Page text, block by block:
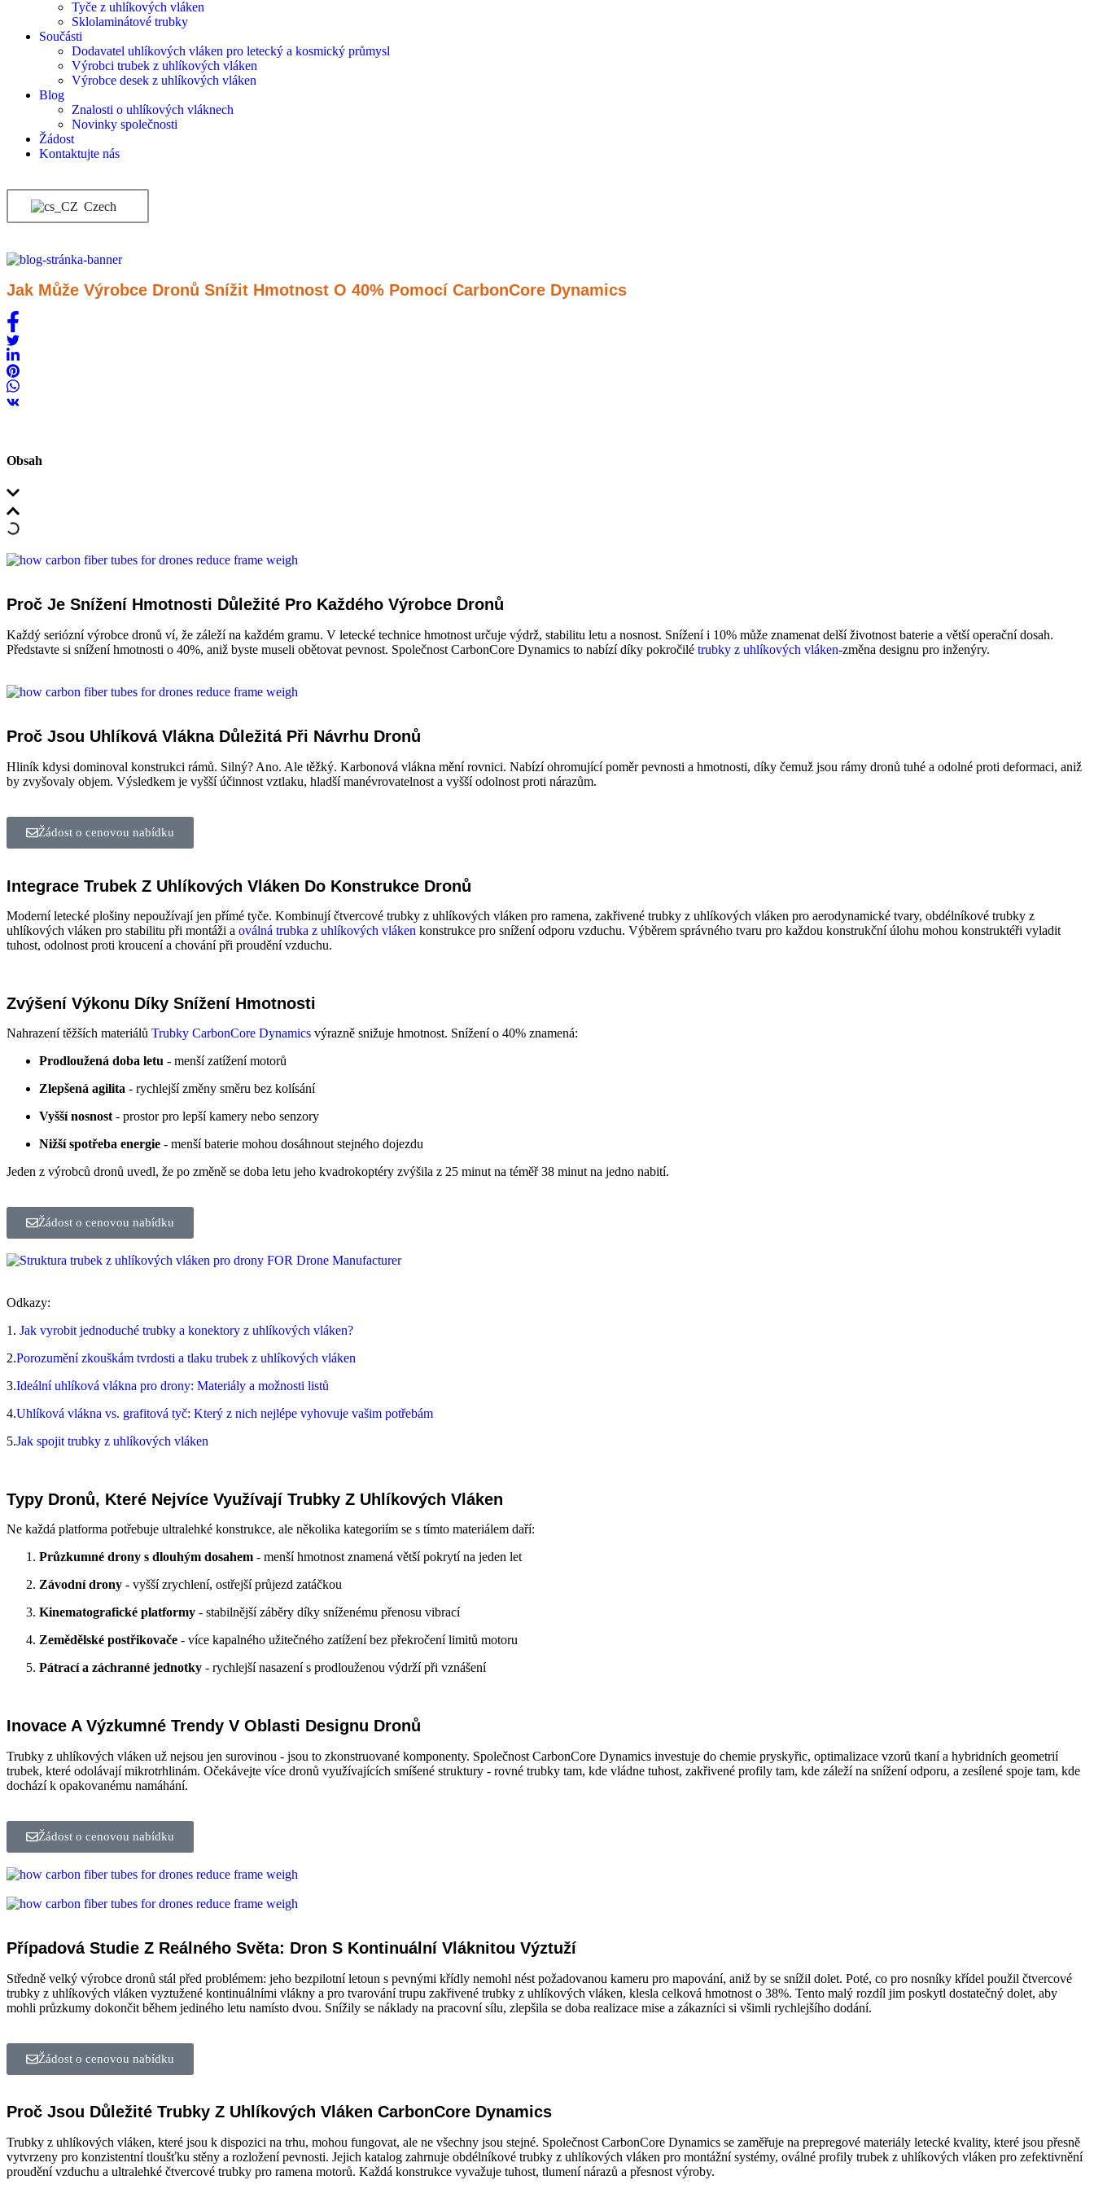
Tyče z uhlíkových vláken
Sklolaminátové trubky
Součásti
Dodavatel uhlíkových vláken pro letecký a kosmický průmysl
Výrobci trubek z uhlíkových vláken
Výrobce desek z uhlíkových vláken
Blog
Znalosti o uhlíkových vláknech
Novinky společnosti
Žádost
Kontaktujte nás
Czech
Jak Může Výrobce Dronů Snížit Hmotnost O 40% Pomocí CarbonCore Dynamics
Obsah
Proč Je Snížení Hmotnosti Důležité Pro Každého Výrobce Dronů
Každý seriózní výrobce dronů ví, že záleží na každém gramu. V letecké technice hmotnost určuje výdrž, stabilitu letu a nosnost. Snížení i 10% může znamenat delší životnost baterie a větší operační dosah.
Představte si snížení hmotnosti o 40%, aniž byste museli obětovat pevnost. Společnost CarbonCore Dynamics to nabízí díky pokročilé trubky z uhlíkových vláken-změna designu pro inženýry.
Proč Jsou Uhlíková Vlákna Důležitá Při Návrhu Dronů
Hliník kdysi dominoval konstrukci rámů. Silný? Ano. Ale těžký. Karbonová vlákna mění rovnici. Nabízí ohromující poměr pevnosti a hmotnosti, díky čemuž jsou rámy dronů tuhé a odolné proti deformaci, aniž
by zvyšovaly objem. Výsledkem je vyšší účinnost vztlaku, hladší manévrovatelnost a vyšší odolnost proti nárazům.
Žádost o cenovou nabídku
Integrace Trubek Z Uhlíkových Vláken Do Konstrukce Dronů
Moderní letecké plošiny nepoužívají jen přímé tyče. Kombinují čtvercové trubky z uhlíkových vláken pro ramena, zakřivené trubky z uhlíkových vláken pro aerodynamické tvary, obdélníkové trubky z
uhlíkových vláken pro stabilitu při montáži a oválná trubka z uhlíkových vláken konstrukce pro snížení odporu vzduchu. Výběrem správného tvaru pro každou konstrukční úlohu mohou konstruktéři vyladit
tuhost, odolnost proti kroucení a chování při proudění vzduchu.
Zvýšení Výkonu Díky Snížení Hmotnosti
Nahrazení těžších materiálů Trubky CarbonCore Dynamics výrazně snižuje hmotnost. Snížení o 40% znamená:
Prodloužená doba letu - menší zatížení motorů
Zlepšená agilita - rychlejší změny směru bez kolísání
Vyšší nosnost - prostor pro lepší kamery nebo senzory
Nižší spotřeba energie - menší baterie mohou dosáhnout stejného dojezdu
Jeden z výrobců dronů uvedl, že po změně se doba letu jeho kvadrokoptéry zvýšila z 25 minut na téměř 38 minut na jedno nabití.
Žádost o cenovou nabídku
Odkazy:
1. Jak vyrobit jednoduché trubky a konektory z uhlíkových vláken?
2.Porozumění zkouškám tvrdosti a tlaku trubek z uhlíkových vláken
3.Ideální uhlíková vlákna pro drony: Materiály a možnosti listů
4.Uhlíková vlákna vs. grafitová tyč: Který z nich nejlépe vyhovuje vašim potřebám
5.Jak spojit trubky z uhlíkových vláken
Typy Dronů, Které Nejvíce Využívají Trubky Z Uhlíkových Vláken
Ne každá platforma potřebuje ultralehké konstrukce, ale několika kategoriím se s tímto materiálem daří:
Průzkumné drony s dlouhým dosahem - menší hmotnost znamená větší pokrytí na jeden let
Závodní drony - vyšší zrychlení, ostřejší průjezd zatáčkou
Kinematografické platformy - stabilnější záběry díky sníženému přenosu vibrací
Zemědělské postřikovače - více kapalného užitečného zatížení bez překročení limitů motoru
Pátrací a záchranné jednotky - rychlejší nasazení s prodlouženou výdrží při vznášení
Inovace A Výzkumné Trendy V Oblasti Designu Dronů
Trubky z uhlíkových vláken už nejsou jen surovinou - jsou to zkonstruované komponenty. Společnost CarbonCore Dynamics investuje do chemie pryskyřic, optimalizace vzorů tkaní a hybridních geometrií
trubek, které odolávají mikrotrhlinám. Očekávejte více dronů využívajících smíšené struktury - rovné trubky tam, kde vládne tuhost, zakřivené profily tam, kde záleží na snížení odporu, a zesílené spoje tam, kde
dochází k opakovanému namáhání.
Žádost o cenovou nabídku
Případová Studie Z Reálného Světa: Dron S Kontinuální Vláknitou Výztuží
Středně velký výrobce dronů stál před problémem: jeho bezpilotní letoun s pevnými křídly nemohl nést požadovanou kameru pro mapování, aniž by se snížil dolet. Poté, co pro nosníky křídel použil čtvercové
trubky z uhlíkových vláken vyztužené kontinuálními vlákny a pro tvarování trupu zakřivené trubky z uhlíkových vláken, klesla celková hmotnost o 38%. Tento malý rozdíl jim poskytl dostatečný dolet, aby
mohli průzkumy dokončit během jediného letu namísto dvou. Snížily se náklady na pracovní sílu, zlepšila se doba realizace mise a zákazníci si všimli rychlejšího dodání.
Žádost o cenovou nabídku
Proč Jsou Důležité Trubky Z Uhlíkových Vláken CarbonCore Dynamics
Trubky z uhlíkových vláken, které jsou k dispozici na trhu, mohou fungovat, ale ne všechny jsou stejné. Společnost CarbonCore Dynamics se zaměřuje na prepregové materiály letecké kvality, které jsou přesně
vytvrzeny pro konzistentní tloušťku stěny a rozložení pevnosti. Jejich katalog zahrnuje obdélníkové trubky z uhlíkových vláken pro montážní systémy, oválné profily trubek z uhlíkových vláken pro zefektivnění
proudění vzduchu a ultralehké čtvercové trubky pro ramena motorů. Každá konstrukce vyvažuje tuhost, tlumení nárazů a přesnost výroby.